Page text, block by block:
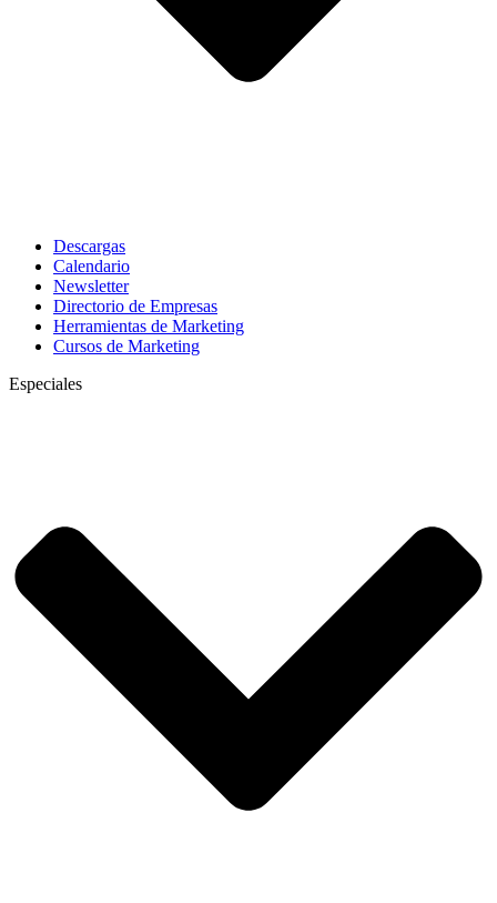
Descargas
Calendario
Newsletter
Directorio de Empresas
Herramientas de Marketing
Cursos de Marketing
Especiales